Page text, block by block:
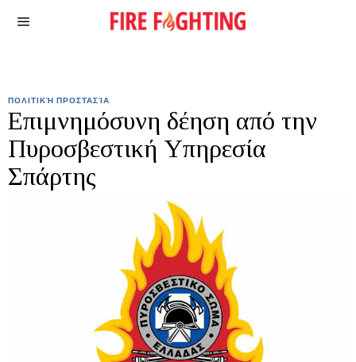
ΠΟΛΙΤΙΚΉ ΠΡΟΣΤΑΣΊΑ
Επιμνημόσυνη δέηση από την
Πυροσβεστική Υπηρεσία
Σπάρτης